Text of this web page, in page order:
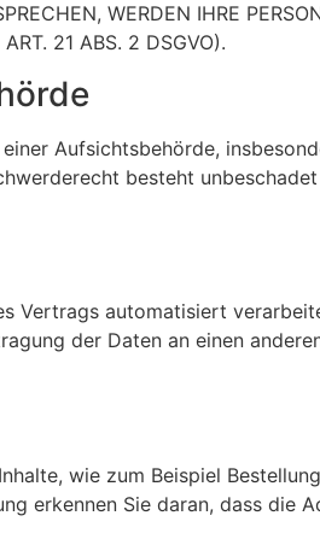
WERDEN IHRE
21 ABS. 2 DSGVO).
Aufsichtsbehörde,
besteht
Vertrags automatisiert
der Daten an einen
wie zum Beispiel
erkennen Sie daran, dass die